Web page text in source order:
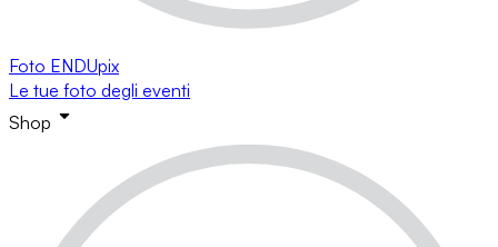
Foto ENDUpix
Le tue foto degli eventi
Shop